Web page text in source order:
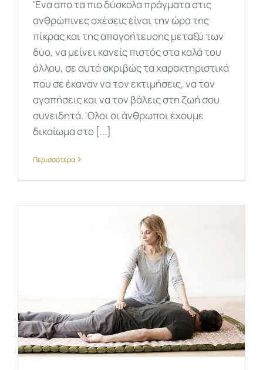
'Ενα απο τα πιο δύσκολα πράγματα στις
ανθρώπινες σχέσεις είναι την ώρα της
πίκρας και της απογοήτευσης μεταξύ των
δύο, να μείνει κανείς πιστός στα καλά του
άλλου, σε αυτά ακριβώς τα χαρακτηριστικά
που σε έκαναν να τον εκτιμήσεις, να τον
αγαπήσεις και να τον βάλεις στη ζωή σου
συνειδητά. 'Ολοι οι άνθρωποι έχουμε
δικαίωμα στο [...]
Περισσότερα